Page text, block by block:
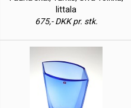
Iittala
675,- DKK pr. stk.